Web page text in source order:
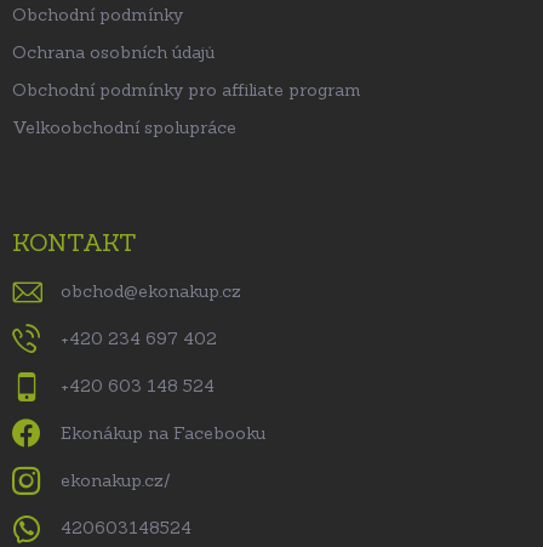
Obchodní podmínky
Ochrana osobních údajů
Obchodní podmínky pro affiliate program
Velkoobchodní spolupráce
KONTAKT
obchod@ekonakup.cz
+420 234 697 402
+420 603 148 524
Ekonákup na Facebooku
ekonakup.cz/
420603148524